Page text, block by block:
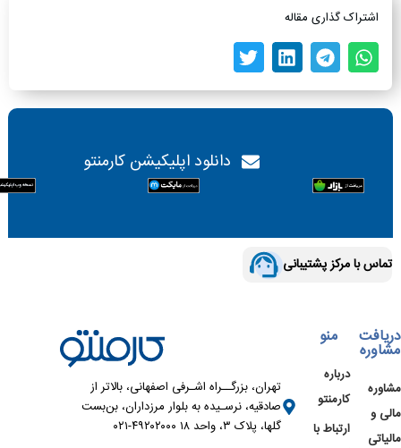
اشتراک گذاری مقاله
دانلود اپلیکیشن کارمنتو
تماس با مرکز پشتیبانی
دریافت
مشاوره
مشاوره
مالی و
مالیاتی
منو
درباره
کارمنتو
ارتباط با
تهران، بزرگــراه اشـرفی اصفهانی، بالاتر از
صادقیه، نرسـیده به بلوار مرزداران، بن‌بست
گلها، پلاک ۳، واحد ۱۸ ۴۹۲۰۲۰۰۰-۰۲۱